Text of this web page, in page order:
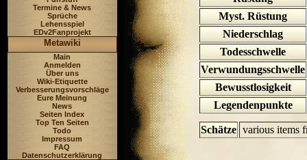
Termine & News
Sprüche
Lehensspiel
EDv2Fanprojekt
Metawiki
Main
Anmelden
Über uns
Wiki-Etiquette
Verbesserungsvorschläge
Eure Meinung
News
Seiten Index
Top Ten Seiten
Todo
Impressum
FAQ
Datenschutzerklärung
Myst. Rüstung
Niederschlag
Todesschwelle
Verwundungsschwelle
Bewusstlosigkeit
Legendenpunkte
Schätze various items